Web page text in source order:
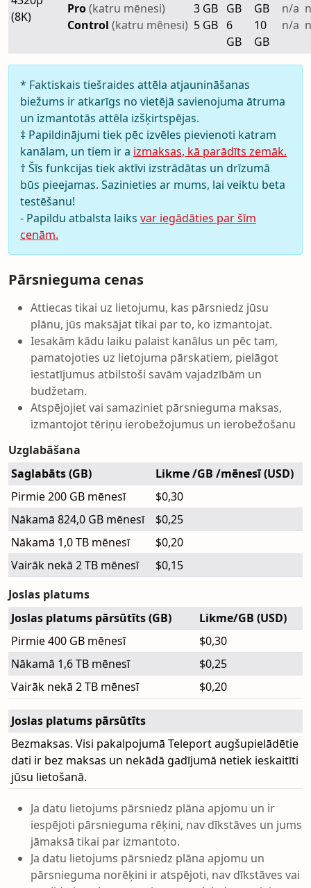
(8K)
Pro(katru mēnesi)
Control (katru mēnesi)
3 GB
5 GB
GB
6
GB
GB
10
GB
n/a
n/a
* Faktiskais tiešraides attēla atjaunināšanas
biežums ir atkarīgs no vietējā savienojuma ātruma
un izmantotās attēla izšķirtspējas.
‡ Papildinājumi tiek pēc izvēles pievienoti katram
kanālam, un tiem ir a izmaksas, kā parādīts zemāk.
† Šīs funkcijas tiek aktīvi izstrādātas un drīzumā
būs pieejamas. Sazinieties ar mums, lai veiktu beta
testēšanu!
- Papildu atbalsta laiks var iegādāties par šīm
cenām.
Pārsnieguma cenas
Attiecas tikai uz lietojumu, kas pārsniedz jūsu
plānu, jūs maksājat tikai par to, ko izmantojat.
Iesakām kādu laiku palaist kanālus un pēc tam,
pamatojoties uz lietojuma pārskatiem, pielāgot
iestatījumus atbilstoši savām vajadzībām un
budžetam.
Atspējojiet vai samaziniet pārsnieguma maksas,
izmantojot tēriņu ierobežojumus un ierobežošanu
Uzglabāšana
Saglabāts (GB)
Likme /GB /mēnesī (USD)
Pirmie 200 GB mēnesī
$0,30
Nākamā 824,0 GB mēnesī
$0,25
Nākamā 1,0 TB mēnesī
$0,20
Vairāk nekā 2 TB mēnesī
$0,15
Joslas platums
Joslas platums pārsūtīts (GB)
Likme/GB (USD)
Pirmie 400 GB mēnesī
$0,30
Nākamā 1,6 TB mēnesī
$0,25
Vairāk nekā 2 TB mēnesī
$0,20
Joslas platums pārsūtīts
Bezmaksas. Visi pakalpojumā Teleport augšupielādētie
dati ir bez maksas un nekādā gadījumā netiek ieskaitīti
jūsu lietošanā.
Ja datu lietojums pārsniedz plāna apjomu un ir
iespējoti pārsnieguma rēķini, nav dīkstāves un jums
jāmaksā tikai par izmantoto.
Ja datu lietojums pārsniedz plāna apjomu un
pārsnieguma norēķini ir atspējoti, nav dīkstāves vai